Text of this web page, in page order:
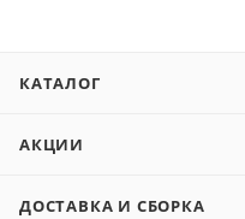
КАТАЛОГ
АКЦИИ
ДОСТАВКА И СБОРКА